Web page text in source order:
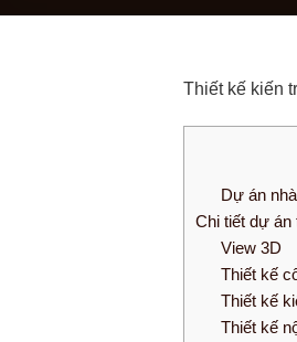
Thiết kế kiến
Dự án
Chi tiết dự
View 3D
Thiết kế
Thiết kế
Thiết kế